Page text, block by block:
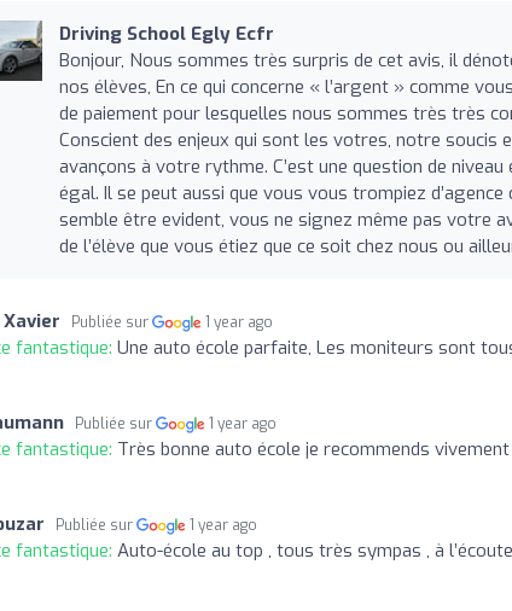
Driving School Egly Ecfr
Bonjour, Nous sommes très surpris de cet avis, il
nos élèves, En ce qui concerne « l’argent » comme
de paiement pour lesquelles nous sommes très très
Conscient des enjeux qui sont les votres, notre
avançons à votre rythme. C’est une question de
égal. Il se peut aussi que vous vous trompiez
semble être evident, vous ne signez même pas votre
de l’élève que vous étiez que ce soit chez nous ou
Publiée sur 1 year ago
fantastique: Une auto école parfaite, Les moniteurs sont
Publiée sur 1 year ago
fantastique: Très bonne auto école je recommends
Publiée sur 1 year ago
fantastique: Auto-école au top , tous très sympas , à